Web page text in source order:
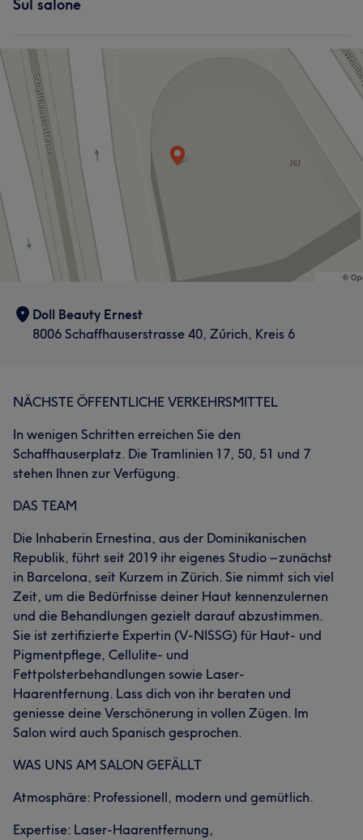
Sul salone
Doll Beauty Ernest
8006 Schaffhauserstrasse 40, Zúrich, Kreis 6
NÄCHSTE ÖFFENTLICHE VERKEHRSMITTEL
In wenigen Schritten erreichen Sie den
Schaffhauserplatz. Die Tramlinien 17, 50, 51 und 7
stehen Ihnen zur Verfügung.
DAS TEAM
Die Inhaberin Ernestina, aus der Dominikanischen
Republik, führt seit 2019 ihr eigenes Studio – zunächst
in Barcelona, seit Kurzem in Zürich. Sie nimmt sich viel
Zeit, um die Bedürfnisse deiner Haut kennenzulernen
und die Behandlungen gezielt darauf abzustimmen.
Sie ist zertifizierte Expertin (V-NISSG) für Haut- und
Pigmentpflege, Cellulite- und
Fettpolsterbehandlungen sowie Laser-
Haarentfernung. Lass dich von ihr beraten und
geniesse deine Verschönerung in vollen Zügen. Im
Salon wird auch Spanisch gesprochen.
WAS UNS AM SALON GEFÄLLT
Atmosphäre: Professionell, modern und gemütlich.
Expertise: Laser-Haarentfernung,